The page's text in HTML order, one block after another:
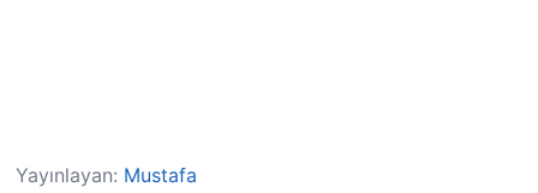
Yayınlayan: Mustafa